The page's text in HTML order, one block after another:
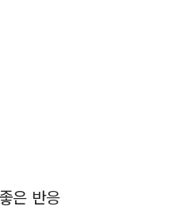
은 반응